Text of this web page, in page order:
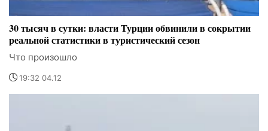
30 тысяч в сутки: власти Турции обвинили в сокрытии
реальной статистики в туристический сезон
Что произошло
19:32 04.12